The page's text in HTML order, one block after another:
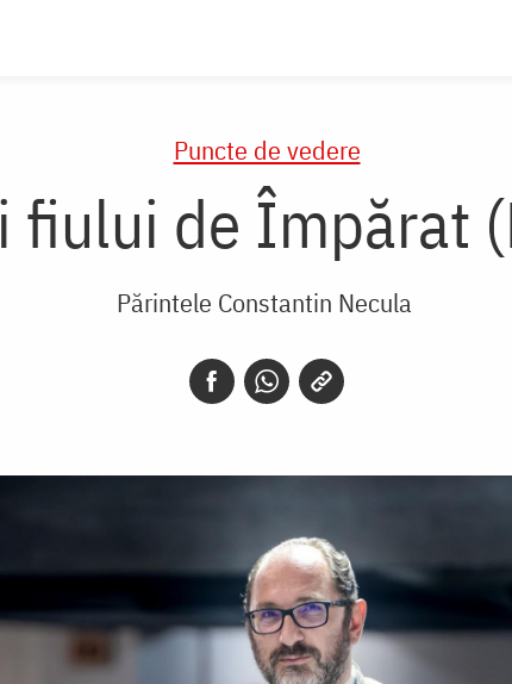
Puncte de vedere
fiului de Împărat
Părintele Constantin Necula